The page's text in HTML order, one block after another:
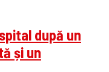
după un
și un